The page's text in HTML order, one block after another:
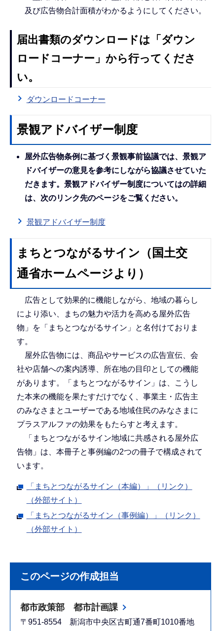
及び広告物合計面積がわかるようにしてください。
届出書類のダウンロードは「ダウン
ロードコーナー」から行ってくださ
い。
ダウンロードコーナー
景観アドバイザー制度
屋外広告物条例に基づく景観事前協議では、景観ア
ドバイザーの意見を参考にしながら協議させていた
だきます。景観アドバイザー制度についてはの詳細
は、次のリンク先のページをご覧ください。
景観アドバイザー制度
まちとつながるサイン（国土交
通省ホームページより）
広告として効果的に機能しながら、地域の暮らし
により添い、まちの魅力や活力を高める屋外広告
物」を「まちとつながるサイン」と名付けておりま
す。
屋外広告物には、商品やサービスの広告宣伝、会
社や店舗への案内誘導、所在地の目印としての機能
があります。「まちとつながるサイン」は、こうし
た本来の機能を果たすだけでなく、事業主・広告主
のみなさまとユーザーである地域住民のみなさまに
プラスアルファの効果をもたらすと考えます。
「まちとつながるサイン地域に共感される屋外広
告物」は、本冊子と事例編の2つの冊子で構成されて
います。
「まちとつながるサイン（本編）」（リンク）
（外部サイト）
「まちとつながるサイン（事例編）」（リンク）
（外部サイト）
このページの作成担当
都市政策部 都市計画課
〒951-8554 新潟市中央区古町通7番町1010番地